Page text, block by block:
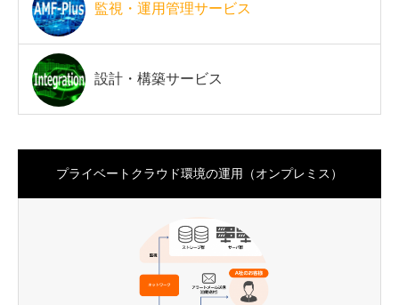
監視・運用管理サービス
設計・構築サービス
プライベートクラウド環境の運用（オンプレミス）